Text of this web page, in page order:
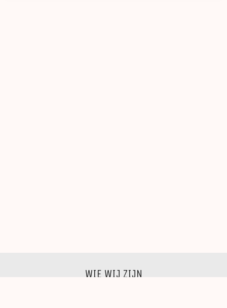
WIE WIJ ZIJN